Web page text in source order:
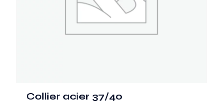
Collier acier 37/40